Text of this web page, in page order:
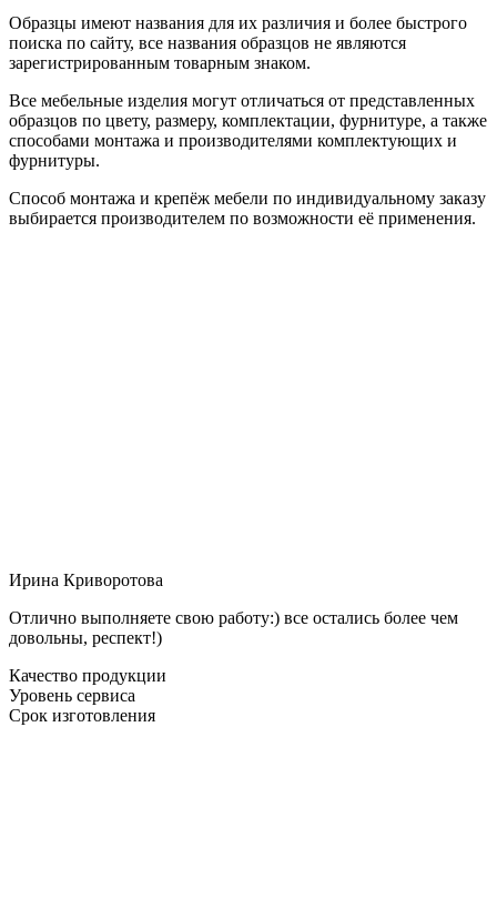
Образцы имеют названия для их различия и более быстрого
поиска по сайту, все названия образцов не являются
зарегистрированным товарным знаком.
Все мебельные изделия могут отличаться от представленных
образцов по цвету, размеру, комплектации, фурнитуре, а также
способами монтажа и производителями комплектующих и
фурнитуры.
Способ монтажа и крепёж мебели по индивидуальному заказу
выбирается производителем по возможности её применения.
Ирина Криворотова
Отлично выполняете свою работу:) все остались более чем
довольны, респект!)
Качество продукции
Уровень сервиса
Срок изготовления